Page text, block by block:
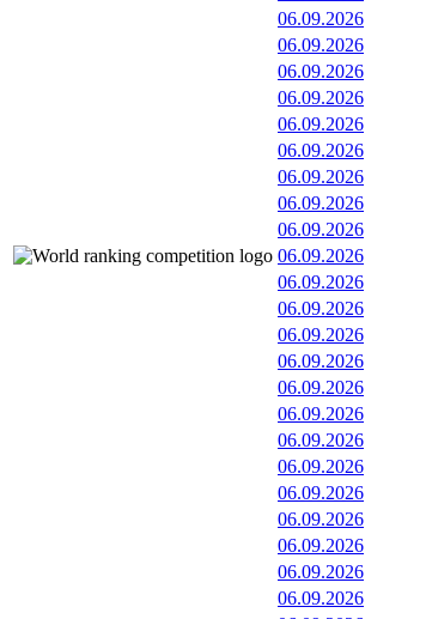
06.09.2026
06.09.2026
06.09.2026
06.09.2026
06.09.2026
06.09.2026
06.09.2026
06.09.2026
06.09.2026
06.09.2026
06.09.2026
06.09.2026
06.09.2026
06.09.2026
06.09.2026
06.09.2026
06.09.2026
06.09.2026
06.09.2026
06.09.2026
06.09.2026
06.09.2026
06.09.2026